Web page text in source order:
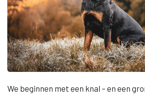
We beginnen met een knal – en een